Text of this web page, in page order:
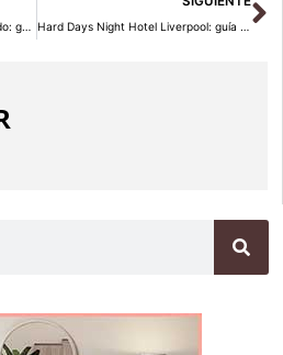
Las 7 Nuevas Maravillas del Mundo: guía para visitarlas Hard Days Night Hotel Liverpool: guía Beatles 2026